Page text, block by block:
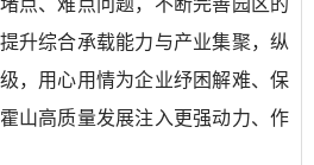
点、难点问题，不断完善园区的
升综合承载能力与产业集聚，纵
，用心用情为企业纾困解难、保
山高质量发展注入更强动力、作